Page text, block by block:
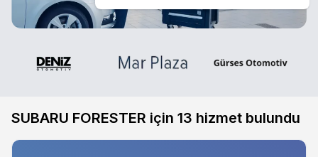
SUBARU FORESTER için 13 hizmet bulundu